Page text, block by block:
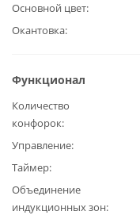
Основной цвет
Окантовка
Функционал
Количество
конфорок
Управление
Таймер
Объединение
индукционных зон